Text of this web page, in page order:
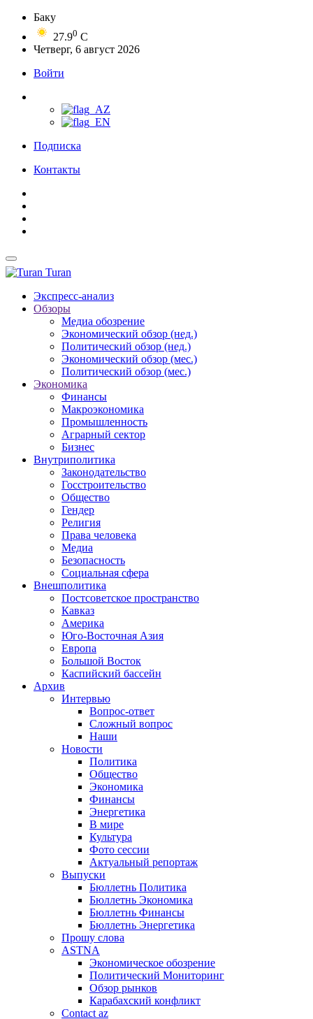
Баку
27.90 C
Четверг, 6 август 2026
Войти
Подписка
Контакты
Turan
Экспресс-анализ
Обзоры
Медиа обозрение
Экономический обзор (нед.)
Политический обзор (нед.)
Экономический обзор (мес.)
Политический обзор (мес.)
Экономика
Финансы
Макроэкономика
Промышленность
Аграрный сектор
Бизнес
Внутриполитика
Законодательство
Госстроительство
Общество
Гендер
Религия
Права человека
Медиа
Безопасность
Социальная сфера
Внешполитика
Постсоветское пространство
Кавказ
Америка
Юго-Восточная Азия
Европа
Большой Восток
Каспийский бассейн
Архив
Интервью
Вопрос-ответ
Сложный вопрос
Наши
Новости
Политика
Общество
Экономика
Финансы
Энергетика
В мире
Культура
Фото сессии
Актуальный репортаж
Выпуски
Бюллетнь Политика
Бюллетнь Экономика
Бюллетнь Финансы
Бюллетнь Энергетика
Прошу слова
ASTNA
Экономическое обозрение
Политический Мониторинг
Обзор рынков
Карабахский конфликт
Contact az